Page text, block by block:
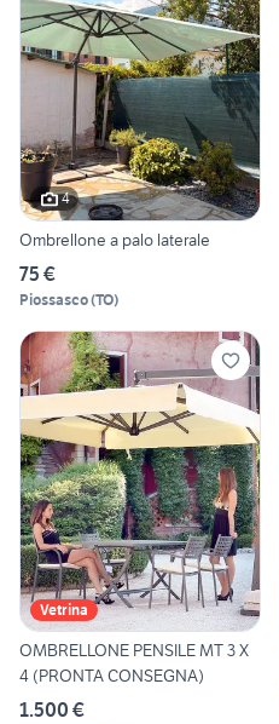
4
Ombrellone a palo laterale
75 €
Piossasco(TO)
Vetrina
OMBRELLONE PENSILE MT 3 X
4 (PRONTA CONSEGNA)
1.500 €